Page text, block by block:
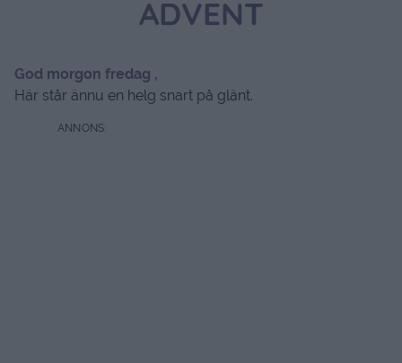
ADVENT
God morgon fredag ,
Här står ännu en helg snart på glänt.